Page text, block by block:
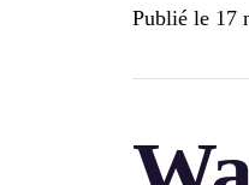
Publié le 17